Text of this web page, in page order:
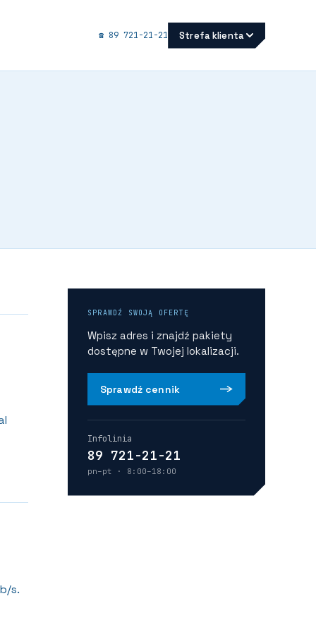
☎ 89 721-21-21 Strefa klienta
s.
SPRAWDŹ SWOJĄ OFERTĘ
Wpisz adres i znajdź pakiety
dostępne w Twojej lokalizacji.
Sprawdź cennik
Infolinia
89 721-21-21
pn–pt · 8:00–18:00